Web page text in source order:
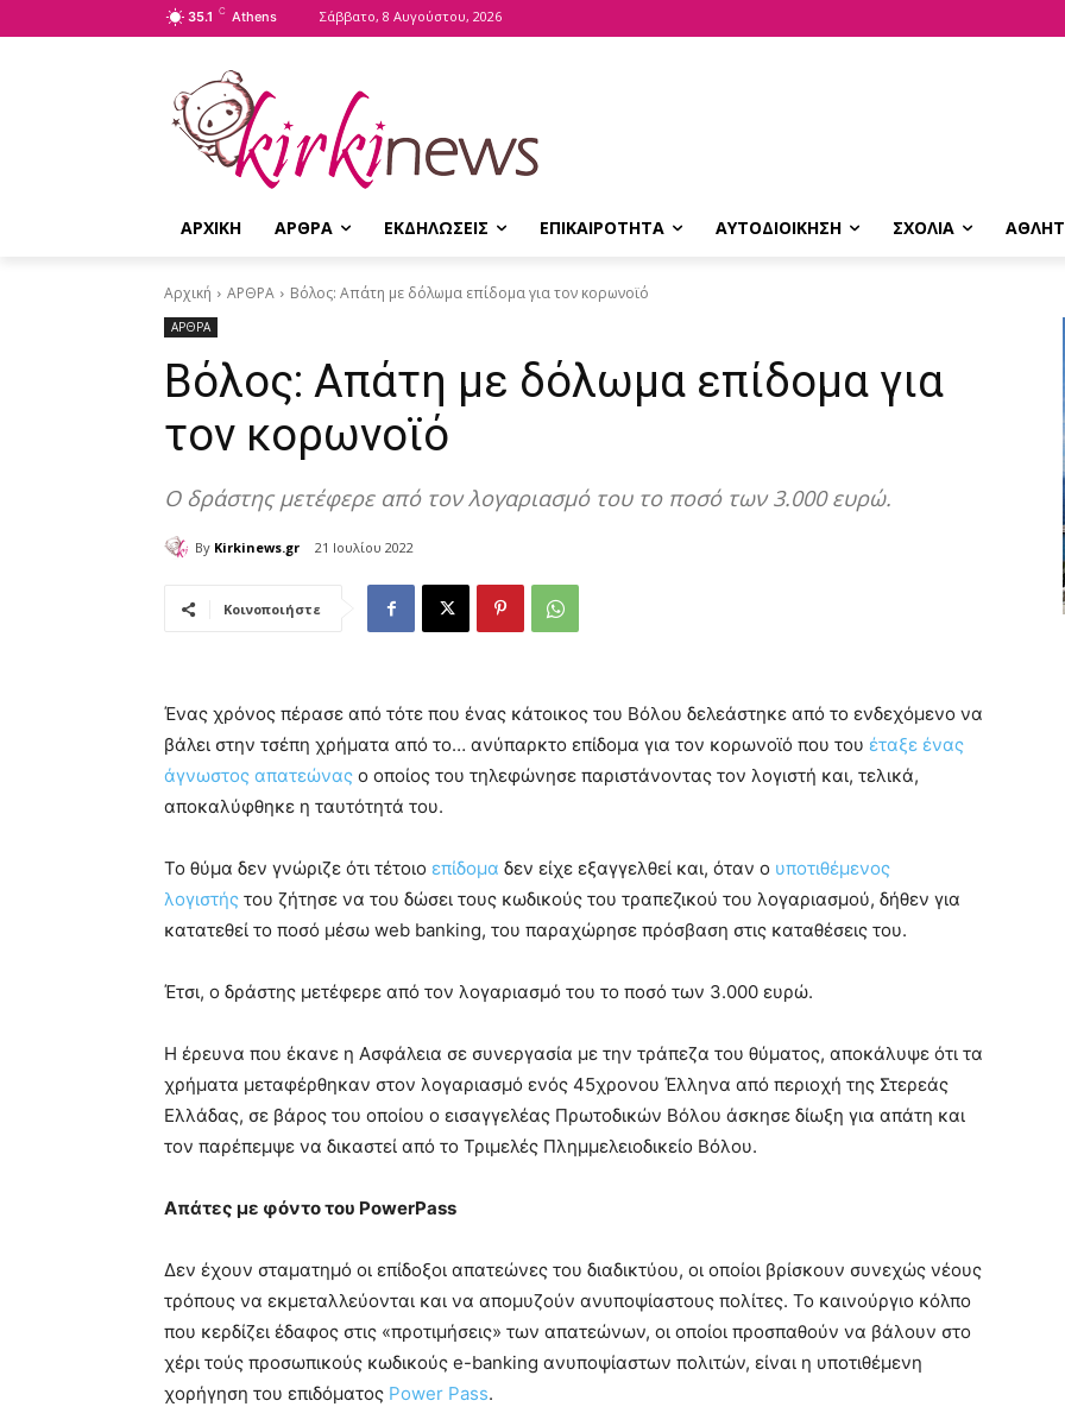
35.1 C Athens Σάββατο, 8 Αυγούστου, 2026
ΑΡΧΙΚΗ ΑΡΘΡΑ ΕΚΔΗΛΩΣΕΙΣ ΕΠΙΚΑΙΡΟΤΗΤΑ ΑΥΤΟΔΙΟΙΚΗΣΗ ΣΧΟΛΙΑ
Αρχική ΑΡΘΡΑ Βόλος: Απάτη με δόλωμα επίδομα για τον κορωνοϊό
ΑΡΘΡΑ
Βόλος: Απάτη με δόλωμα επίδομα για
τον κορωνοϊό
Ο δράστης μετέφερε από τον λογαριασμό του το ποσό των 3.000 ευρώ.
By Kirkinews.gr 21 Ιουλίου 2022
Κοινοποιήστε
Ένας χρόνος πέρασε από τότε που ένας κάτοικος του Βόλου δελεάστηκε από το ενδεχόμενο να
βάλει στην τσέπη χρήματα από το… ανύπαρκτο επίδομα για τον κορωνοϊό που του έταξε ένας
άγνωστος απατεώνας ο οποίος του τηλεφώνησε παριστάνοντας τον λογιστή και, τελικά,
αποκαλύφθηκε η ταυτότητά του.
Το θύμα δεν γνώριζε ότι τέτοιο επίδομα δεν είχε εξαγγελθεί και, όταν ο υποτιθέμενος
λογιστής του ζήτησε να του δώσει τους κωδικούς του τραπεζικού του λογαριασμού, δήθεν για
κατατεθεί το ποσό μέσω web banking, του παραχώρησε πρόσβαση στις καταθέσεις του.
Έτσι, ο δράστης μετέφερε από τον λογαριασμό του το ποσό των 3.000 ευρώ.
Η έρευνα που έκανε η Ασφάλεια σε συνεργασία με την τράπεζα του θύματος, αποκάλυψε ότι τα
χρήματα μεταφέρθηκαν στον λογαριασμό ενός 45χρονου Έλληνα από περιοχή της Στερεάς
Ελλάδας, σε βάρος του οποίου ο εισαγγελέας Πρωτοδικών Βόλου άσκησε δίωξη για απάτη και
τον παρέπεμψε να δικαστεί από το Τριμελές Πλημμελειοδικείο Βόλου.
Απάτες με φόντο του PowerPass
Δεν έχουν σταματημό οι επίδοξοι απατεώνες του διαδικτύου, οι οποίοι βρίσκουν συνεχώς νέους
τρόπους να εκμεταλλεύονται και να απομυζούν ανυποψίαστους πολίτες. Το καινούργιο κόλπο
που κερδίζει έδαφος στις «προτιμήσεις» των απατεώνων, οι οποίοι προσπαθούν να βάλουν στο
χέρι τούς προσωπικούς κωδικούς e-banking ανυποψίαστων πολιτών, είναι η υποτιθέμενη
χορήγηση του επιδόματος Power Pass.